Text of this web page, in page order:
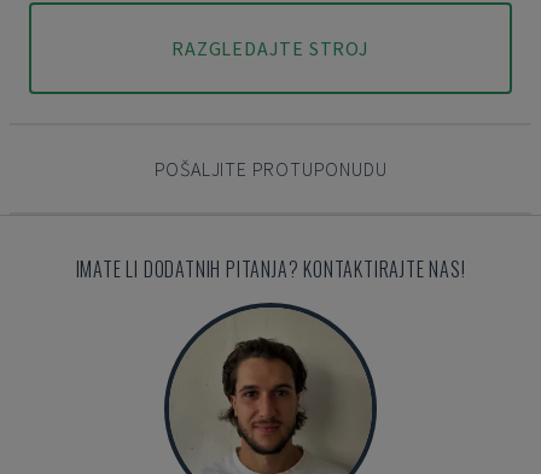
RAZGLEDAJTE STROJ
POŠALJITE PROTUPONUDU
IMATE LI DODATNIH PITANJA? KONTAKTIRAJTE NAS!